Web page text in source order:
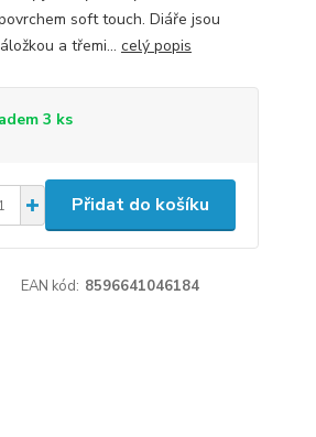
soft touch. Diáře jsou
a třemi... celý popis
3 ks
Přidat do košíku
EAN kód: 8596641046184